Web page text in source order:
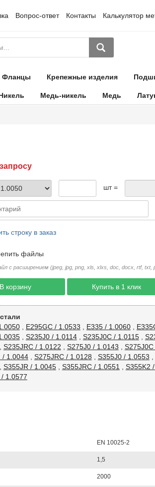
Вопрос-ответ Контакты Калькулятор
Фланцы Крепежные изделия
Медь-никель Медь
шт =
строку в заказ
файлы
с расширением (jpeg, jpg, png, xls, xlxs, doc, docx, rtf, txt,
В корзину Купить в 1 клик
, E295GC / 1.0533 E335 / 1.0060,
, S235J0 / 1.0114, S235J0C / 1.0115,
S235JRC / 1.0122 S275J0 / 1.0143
/ 1.0044, S275JRC / 1.0128 S355J0 / 1.0553
S355JR / 1.0045, S355JRC / 1.0551 S355K2
1.0577
EN 10025-2
1,5
2000